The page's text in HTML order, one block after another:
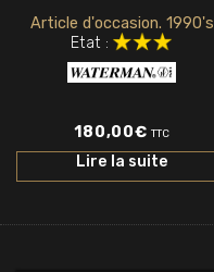
Article d'occasion. 1990's
Etat :
180,00€ TTC
Lire la suite